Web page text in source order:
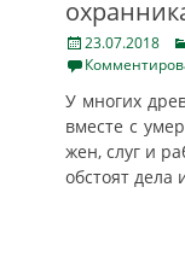
Posted
on
23.07.2018
У многих
вместе с
жен, слуг и
обстоят дела